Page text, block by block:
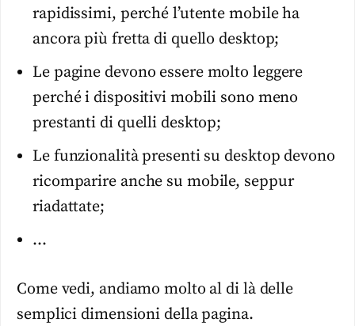
rapidissimi, perché l’utente mobile ha
ancora più fretta di quello desktop;
Le pagine devono essere molto leggere
perché i dispositivi mobili sono meno
prestanti di quelli desktop;
Le funzionalità presenti su desktop devono
ricomparire anche su mobile, seppur
riadattate;
…
Come vedi, andiamo molto al di là delle
semplici dimensioni della pagina.